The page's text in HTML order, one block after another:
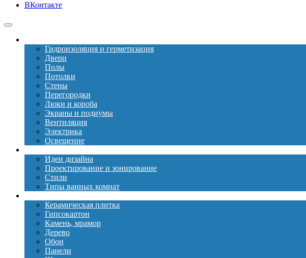
ВКонтакте
Гидроизоляция и герметизация
Двери
Полы
Потолки
Стены
Перегородки
Люки и короба
Экраны и подиумы
Вентиляция
Электрика
Освещение
Идеи дизайна
Проектирование и зонирование
Стили
Типы ванных комнат
Керамическая плитка
Гипсокартон
Камень, мрамор
Дерево
Обои
Панели